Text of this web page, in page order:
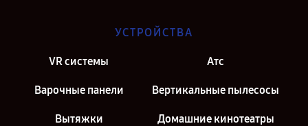
УСТРОЙСТВА
VR системы Атс
Варочные панели Вертикальные пылесосы
Вытяжки Домашние кинотеатры